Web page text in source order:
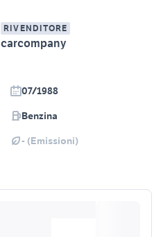
RIVENDITORE
carcompany
07/1988
Benzina
- (Emissioni)